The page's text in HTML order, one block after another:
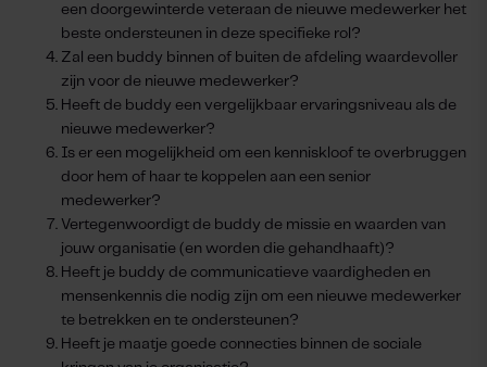
een doorgewinterde veteraan de nieuwe medewerker het
beste ondersteunen in deze specifieke rol?
Zal een buddy binnen of buiten de afdeling waardevoller
zijn voor de nieuwe medewerker?
Heeft de buddy een vergelijkbaar ervaringsniveau als de
nieuwe medewerker?
Is er een mogelijkheid om een kenniskloof te overbruggen
door hem of haar te koppelen aan een senior
medewerker?
Vertegenwoordigt de buddy de missie en waarden van
jouw organisatie (en worden die gehandhaaft)?
Heeft je buddy de communicatieve vaardigheden en
mensenkennis die nodig zijn om een nieuwe medewerker
te betrekken en te ondersteunen?
Heeft je maatje goede connecties binnen de sociale